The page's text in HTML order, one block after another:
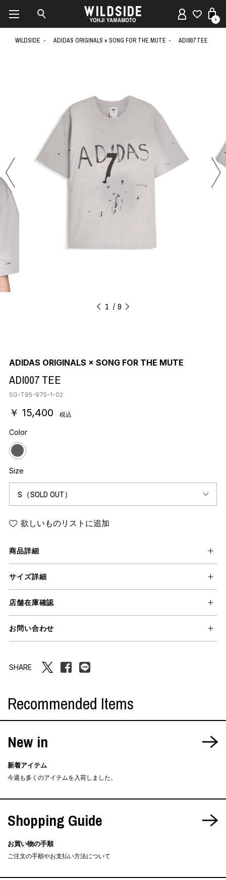
0
WILDSIDE ADIDAS ORIGINALS × SONG FOR THE MUTE ADI007 TEE
1 9
ADIDAS ORIGINALS × SONG FOR THE MUTE
ADI007 TEE
SG-T95-975-1-02
￥ 15,400 税込
Color
Size
欲しいものリストに追加
商品詳細
サイズ詳細
店舗在庫確認
お問い合わせ
SHARE
Recommended Items
New in
新着アイテム
今週も多くのアイテムを入荷しました。
Shopping Guide
お買い物の手順
ご注文の手順やお支払い方法について